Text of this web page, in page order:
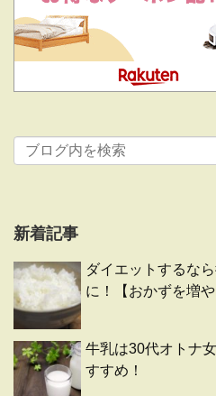
新着記事
ダイエットするな
に！【おかずを増や
牛乳は30代オトナ
すすめ！